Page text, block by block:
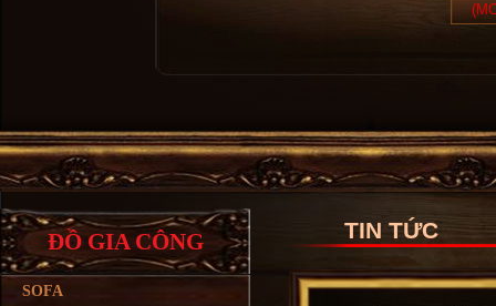
ĐỒ GIA CÔNG
SOFA
TIN TỨC